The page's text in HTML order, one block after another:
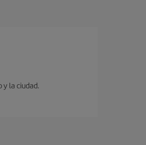
la ciudad.